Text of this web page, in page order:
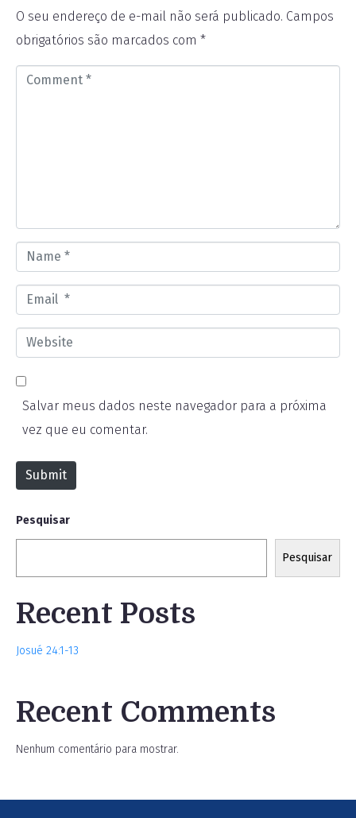
O seu endereço de e-mail não será publicado. Campos
obrigatórios são marcados com *
*
a
e
m
l
e
b
t
Salvar meus dados neste navegador para a próxima
vez que eu comentar.
Submit
Pesquisar
Pesquisar
Recent Posts
Josué 24:1-13
Recent Comments
Nenhum comentário para mostrar.